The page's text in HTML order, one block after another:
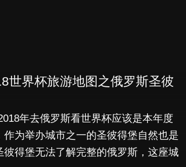
世界杯旅游地图之俄罗斯圣彼
年去俄罗斯看世界杯应该是本年度
作为举办城市之一的圣彼得堡自然也是
彼得堡无法了解完整的俄罗斯，这座城